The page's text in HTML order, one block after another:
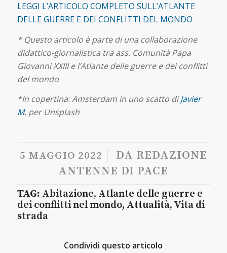
LEGGI L’ARTICOLO COMPLETO SULL’ATLANTE
DELLE GUERRE E DEI CONFLITTI DEL MONDO
* Questo articolo è parte di una collaborazione
didattico-giornalistica tra ass. Comunità Papa
Giovanni XXIII e l’Atlante delle guerre e dei conflitti
del mondo
*In copertina: Amsterdam in uno scatto diJavier
M.per Unsplash
5 MAGGIO 2022
/ DA REDAZIONE
ANTENNE DI PACE
TAG: Abitazione, Atlante delle guerre e
dei conflitti nel mondo, Attualità, Vita di
strada
Condividi questo articolo